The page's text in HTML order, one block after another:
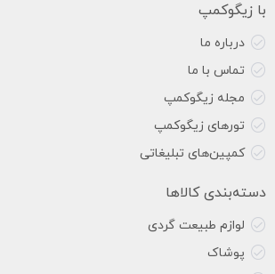
با زیگوکمپ
درباره ما
تماس با ما
مجله زیگوکمپ
تورهای زیگوکمپ
کمپین‌های تبلیغاتی
دسته‌بندی کالاها
لوازم طبیعت گردی
پوشاک